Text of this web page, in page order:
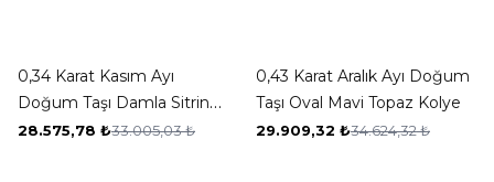
-13%
0,34 Karat Kasım Ayı
Doğum Taşı Damla Sitrin
Kolye
28.575,78 ₺33.005,03₺
-14%
0,43 Karat Aralık Ayı Doğum
Taşı Oval Mavi Topaz Kolye
29.909,32 ₺34.624,32₺